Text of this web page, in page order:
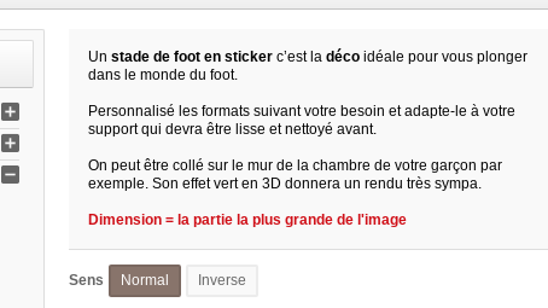
Unstade de foot en sticker c’est ladéco idéale pour vous plonger
dans le monde du foot.
Personnalisé les formats suivant votre besoin et adapte-le à votre
support qui devra être lisse et nettoyé avant.
On peut être collé sur le mur de la chambre de votre garçon par
exemple. Son effet vert en 3D donnera un rendu très sympa.
Dimension = la partie la plus grande de l'image
Sens Normal Inverse